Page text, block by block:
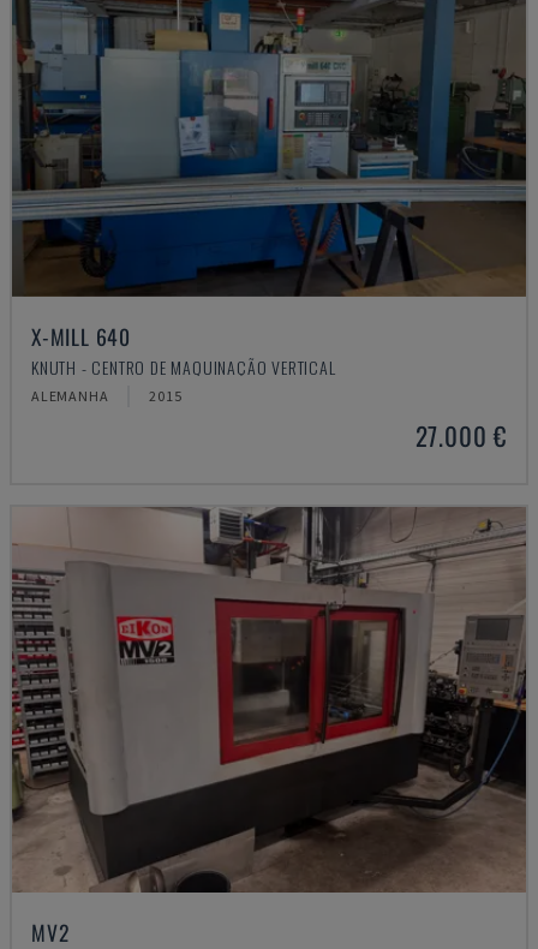
X-MILL 640
KNUTH - CENTRO DE MAQUINAÇÃO VERTICAL
ALEMANHA 2015
27.000 €
MV2